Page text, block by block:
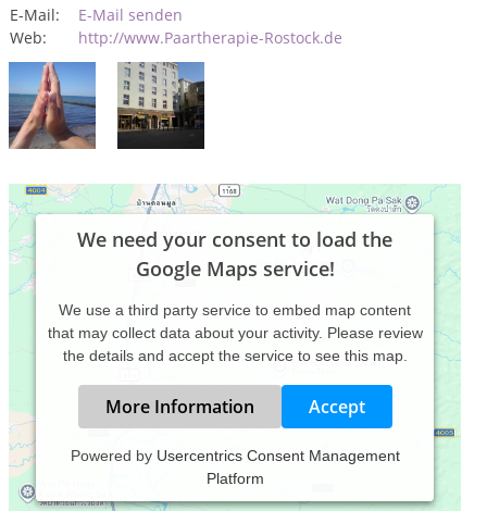
E-Mail:
E-Mail senden
Web:
http://www.Paartherapie-Rostock.de
We need your consent to load the
Google Maps service!
We use a third party service to embed map content
that may collect data about your activity. Please review
the details and accept the service to see this map.
More Information Accept
Powered by Usercentrics Consent Management
Platform
Matthias Lührs